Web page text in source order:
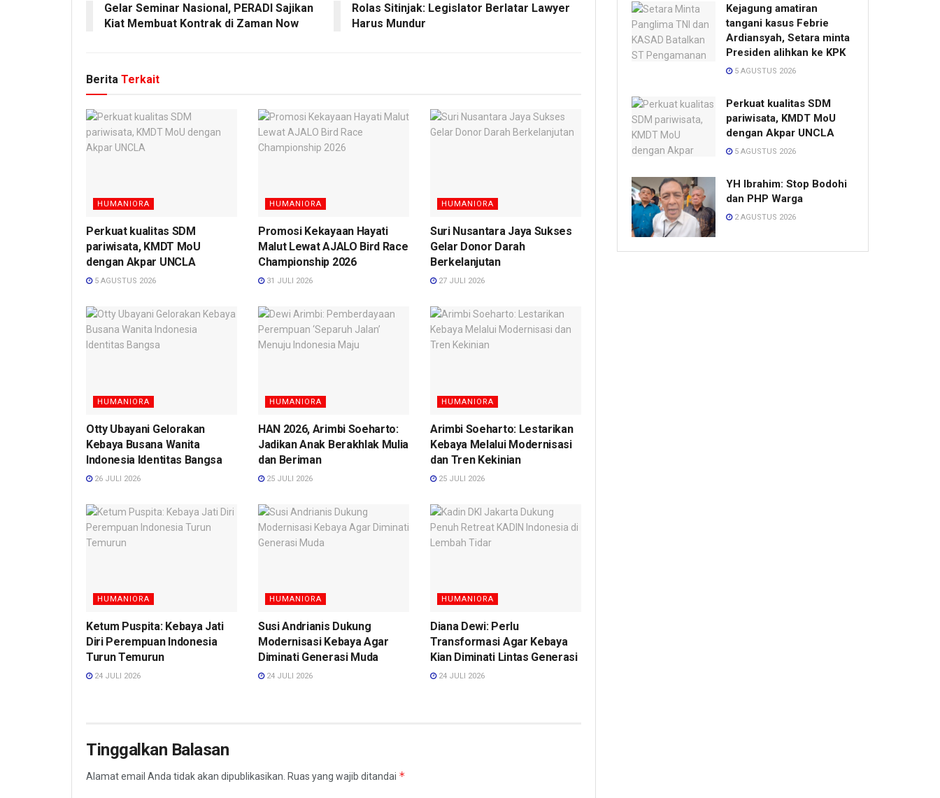
Gelar Seminar Nasional, PERADI Sajikan
Kiat Membuat Kontrak di Zaman Now
Rolas Sitinjak: Legislator Berlatar Lawyer
Harus Mundur
Berita Terkait
HUMANIORA
Perkuat kualitas SDM
pariwisata, KMDT MoU
dengan Akpar UNCLA
5 AGUSTUS 2026
HUMANIORA
Promosi Kekayaan Hayati
Malut Lewat AJALO Bird Race
Championship 2026
31 JULI 2026
HUMANIORA
Suri Nusantara Jaya Sukses
Gelar Donor Darah
Berkelanjutan
27 JULI 2026
HUMANIORA
Otty Ubayani Gelorakan
Kebaya Busana Wanita
Indonesia Identitas Bangsa
26 JULI 2026
HUMANIORA
HAN 2026, Arimbi Soeharto:
Jadikan Anak Berakhlak Mulia
dan Beriman
25 JULI 2026
HUMANIORA
Arimbi Soeharto: Lestarikan
Kebaya Melalui Modernisasi
dan Tren Kekinian
25 JULI 2026
HUMANIORA
Ketum Puspita: Kebaya Jati
Diri Perempuan Indonesia
Turun Temurun
24 JULI 2026
HUMANIORA
Susi Andrianis Dukung
Modernisasi Kebaya Agar
Diminati Generasi Muda
24 JULI 2026
HUMANIORA
Diana Dewi: Perlu
Transformasi Agar Kebaya
Kian Diminati Lintas Generasi
24 JULI 2026
Tinggalkan Balasan
Alamat email Anda tidak akan dipublikasikan. Ruas yang wajib ditandai *
Kejagung amatiran
tangani kasus Febrie
Ardiansyah, Setara minta
Presiden alihkan ke KPK
5 AGUSTUS 2026
Perkuat kualitas SDM
pariwisata, KMDT MoU
dengan Akpar UNCLA
5 AGUSTUS 2026
YH Ibrahim: Stop Bodohi
dan PHP Warga
2 AGUSTUS 2026